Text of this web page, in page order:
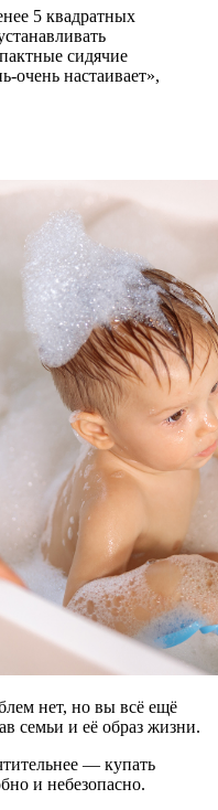
5 квадратных
сидячие
очень настаивает»,
нет, но вы всё ещё
семьи и её образ жизни.
— купать
и небезопасно.